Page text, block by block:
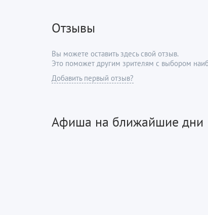
Отзывы
Вы можете оставить здесь свой отзыв.
Это поможет другим зрителям с выбором
Добавить первый отзыв?
Афиша на ближайшие дни